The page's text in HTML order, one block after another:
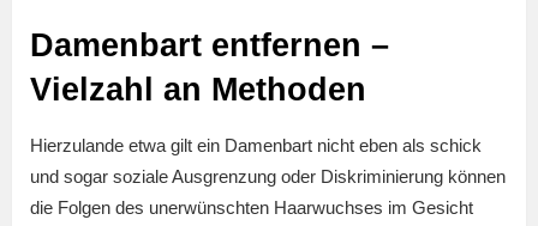
Damenbart entfernen –
Vielzahl an Methoden
Hierzulande etwa gilt ein Damenbart nicht eben als schick
und sogar soziale Ausgrenzung oder Diskriminierung können
die Folgen des unerwünschten Haarwuchses im Gesicht